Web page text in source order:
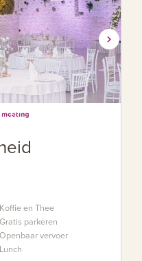
Koffie en Thee
Gratis parkeren
Openbaar vervoer
Lunch